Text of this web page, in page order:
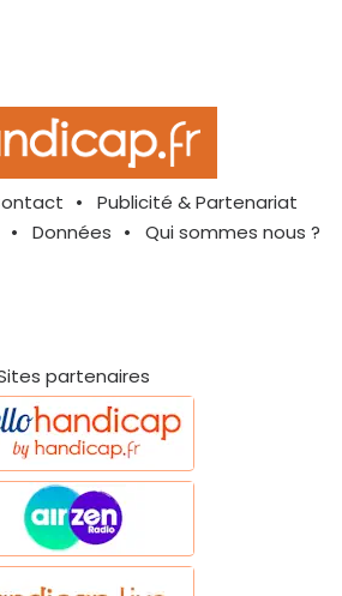
Publicité & Partenariat
Données Qui sommes nous ?
partenaires